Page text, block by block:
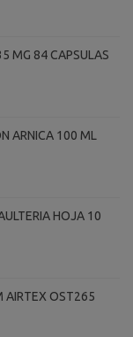
MG 84 CAPSULAS
ARNICA 100 ML
HOJA 10
AIRTEX OST265